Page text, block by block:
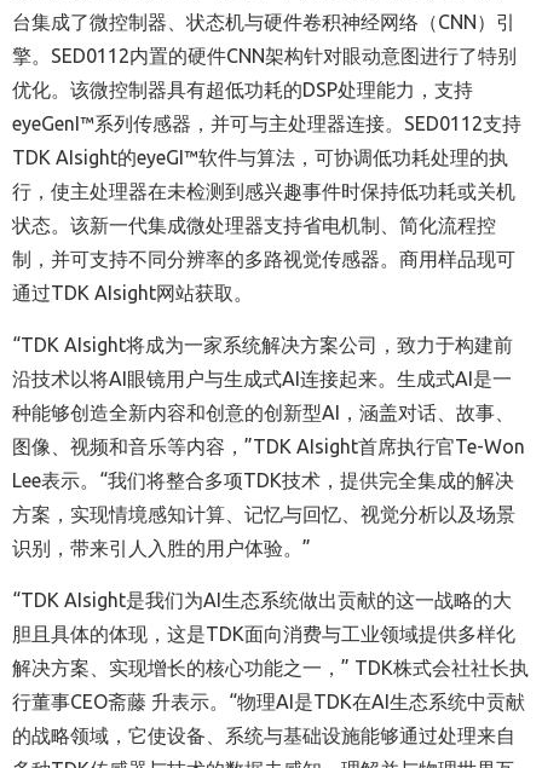
台集成了微控制器、状态机与硬件卷积神经网络（CNN）引
擎。SED0112内置的硬件CNN架构针对眼动意图进行了特别
优化。该微控制器具有超低功耗的DSP处理能力，支持
eyeGenI™系列传感器，并可与主处理器连接。SED0112支持
TDK AIsight的eyeGI™软件与算法，可协调低功耗处理的执
行，使主处理器在未检测到感兴趣事件时保持低功耗或关机
状态。该新一代集成微处理器支持省电机制、简化流程控
制，并可支持不同分辨率的多路视觉传感器。商用样品现可
通过TDK AIsight网站获取。
“TDK AIsight将成为一家系统解决方案公司，致力于构建前
沿技术以将AI眼镜用户与生成式AI连接起来。生成式AI是一
种能够创造全新内容和创意的创新型AI，涵盖对话、故事、
图像、视频和音乐等内容，”TDK AIsight首席执行官Te-Won
Lee表示。“我们将整合多项TDK技术，提供完全集成的解决
方案，实现情境感知计算、记忆与回忆、视觉分析以及场景
识别，带来引人入胜的用户体验。”
“TDK AIsight是我们为AI生态系统做出贡献的这一战略的大
胆且具体的体现，这是TDK面向消费与工业领域提供多样化
解决方案、实现增长的核心功能之一，” TDK株式会社社长执
行董事CEO斋藤 升表示。“物理AI是TDK在AI生态系统中贡献
的战略领域，它使设备、系统与基础设施能够通过处理来自